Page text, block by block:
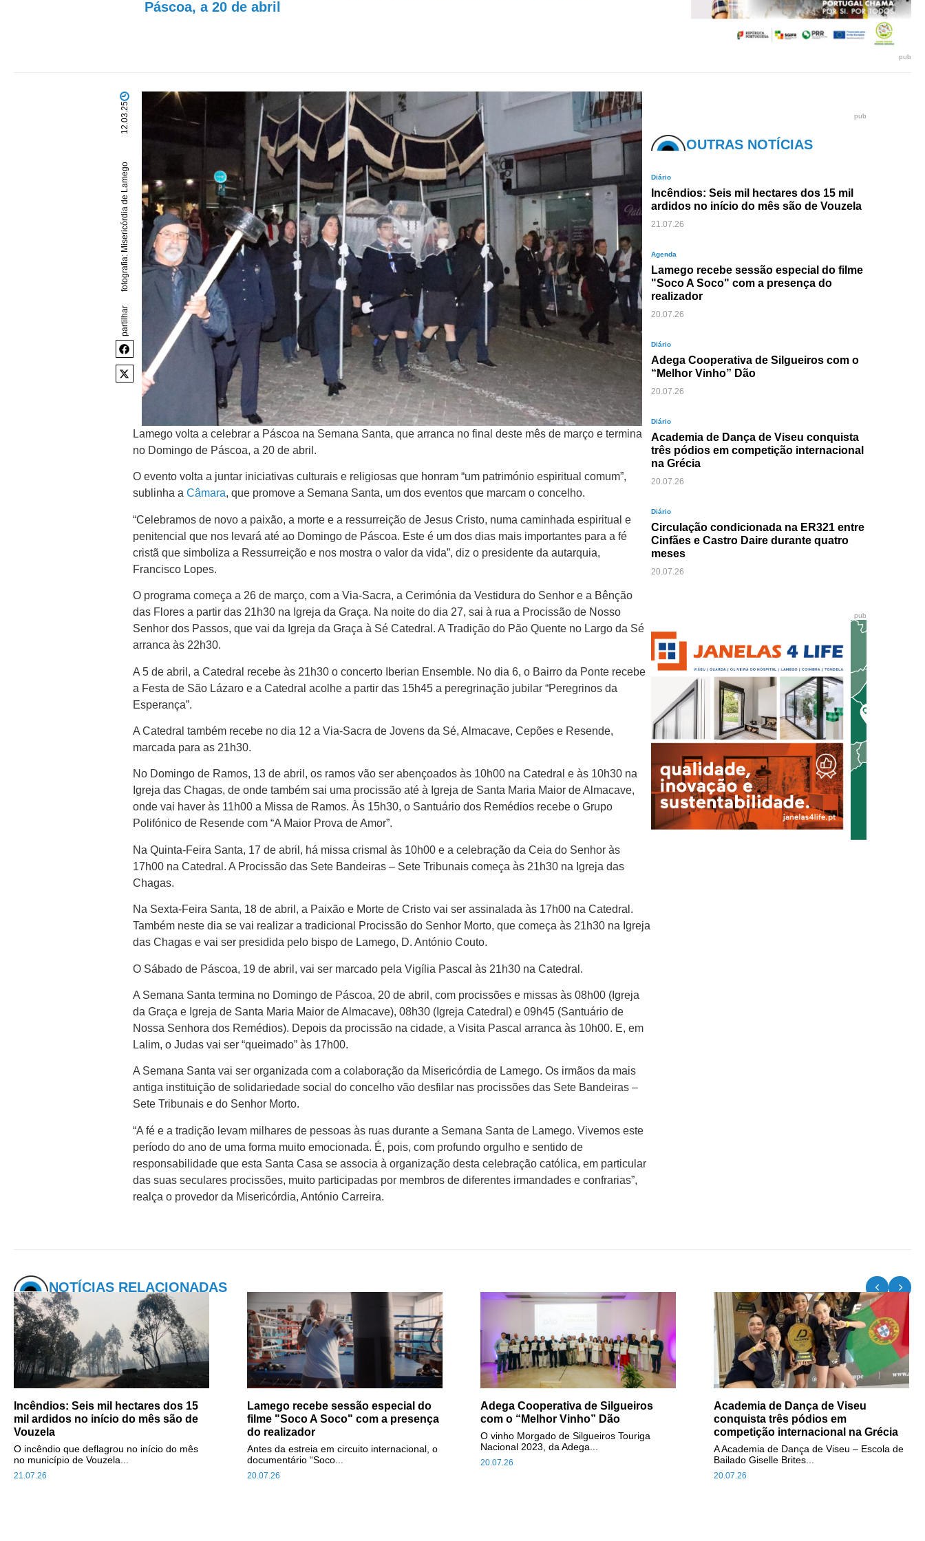
Páscoa, a 20 de abril
pub
12.03.25
fotografia: Misericórdia de Lamego
partilhar
Lamego volta a celebrar a Páscoa na Semana Santa, que arranca no final deste mês de março e termina
no Domingo de Páscoa, a 20 de abril.
O evento volta a juntar iniciativas culturais e religiosas que honram “um património espiritual comum”,
sublinha aCâmara, que promove a Semana Santa, um dos eventos que marcam o concelho.
“Celebramos de novo a paixão, a morte e a ressurreição de Jesus Cristo, numa caminhada espiritual e
penitencial que nos levará até ao Domingo de Páscoa. Este é um dos dias mais importantes para a fé
cristã que simboliza a Ressurreição e nos mostra o valor da vida”, diz o presidente da autarquia,
Francisco Lopes.
O programa começa a 26 de março, com a Via-Sacra, a Cerimónia da Vestidura do Senhor e a Bênção
das Flores a partir das 21h30 na Igreja da Graça. Na noite do dia 27, sai à rua a Procissão de Nosso
Senhor dos Passos, que vai da Igreja da Graça à Sé Catedral. A Tradição do Pão Quente no Largo da Sé
arranca às 22h30.
A 5 de abril, a Catedral recebe às 21h30 o concerto Iberian Ensemble. No dia 6, o Bairro da Ponte recebe
a Festa de São Lázaro e a Catedral acolhe a partir das 15h45 a peregrinação jubilar “Peregrinos da
Esperança”.
A Catedral também recebe no dia 12 a Via-Sacra de Jovens da Sé, Almacave, Cepões e Resende,
marcada para as 21h30.
No Domingo de Ramos, 13 de abril, os ramos vão ser abençoados às 10h00 na Catedral e às 10h30 na
Igreja das Chagas, de onde também sai uma procissão até à Igreja de Santa Maria Maior de Almacave,
onde vai haver às 11h00 a Missa de Ramos. Às 15h30, o Santuário dos Remédios recebe o Grupo
Polifónico de Resende com “A Maior Prova de Amor”.
Na Quinta-Feira Santa, 17 de abril, há missa crismal às 10h00 e a celebração da Ceia do Senhor às
17h00 na Catedral. A Procissão das Sete Bandeiras – Sete Tribunais começa às 21h30 na Igreja das
Chagas.
Na Sexta-Feira Santa, 18 de abril, a Paixão e Morte de Cristo vai ser assinalada às 17h00 na Catedral.
Também neste dia se vai realizar a tradicional Procissão do Senhor Morto, que começa às 21h30 na Igreja
das Chagas e vai ser presidida pelo bispo de Lamego, D. António Couto.
O Sábado de Páscoa, 19 de abril, vai ser marcado pela Vigília Pascal às 21h30 na Catedral.
A Semana Santa termina no Domingo de Páscoa, 20 de abril, com procissões e missas às 08h00 (Igreja
da Graça e Igreja de Santa Maria Maior de Almacave), 08h30 (Igreja Catedral) e 09h45 (Santuário de
Nossa Senhora dos Remédios). Depois da procissão na cidade, a Visita Pascal arranca às 10h00. E, em
Lalim, o Judas vai ser “queimado” às 17h00.
A Semana Santa vai ser organizada com a colaboração da Misericórdia de Lamego. Os irmãos da mais
antiga instituição de solidariedade social do concelho vão desfilar nas procissões das Sete Bandeiras –
Sete Tribunais e do Senhor Morto.
“A fé e a tradição levam milhares de pessoas às ruas durante a Semana Santa de Lamego. Vivemos este
período do ano de uma forma muito emocionada. É, pois, com profundo orgulho e sentido de
responsabilidade que esta Santa Casa se associa à organização desta celebração católica, em particular
das suas seculares procissões, muito participadas por membros de diferentes irmandades e confrarias”,
realça o provedor da Misericórdia, António Carreira.
pub
OUTRAS NOTÍCIAS
Diário
Incêndios: Seis mil hectares dos 15 mil
ardidos no início do mês são de Vouzela
21.07.26
Agenda
Lamego recebe sessão especial do filme
"Soco A Soco" com a presença do
realizador
20.07.26
Diário
Adega Cooperativa de Silgueiros com o
“Melhor Vinho” Dão
20.07.26
Diário
Academia de Dança de Viseu conquista
três pódios em competição internacional
na Grécia
20.07.26
Diário
Circulação condicionada na ER321 entre
Cinfães e Castro Daire durante quatro
meses
20.07.26
pub
NOTÍCIAS RELACIONADAS
Incêndios: Seis mil hectares dos 15
mil ardidos no início do mês são de
Vouzela
21.07.26
O incêndio que deflagrou no início do mês
no município de Vouzela...
Lamego recebe sessão especial do
filme "Soco A Soco" com a presença
do realizador
20.07.26
Antes da estreia em circuito internacional, o
documentário “Soco...
Adega Cooperativa de Silgueiros
com o “Melhor Vinho” Dão
20.07.26
O vinho Morgado de Silgueiros Touriga
Nacional 2023, da Adega...
Academia de Dança de Viseu
conquista três pódios em
competição internacional na Grécia
20.07.26
A Academia de Dança de Viseu – Escola de
Bailado Giselle Brites...